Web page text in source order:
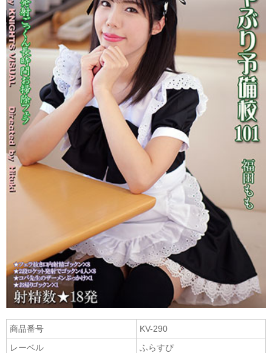
商品番号
KV-290
レーベル
ふらすぴ